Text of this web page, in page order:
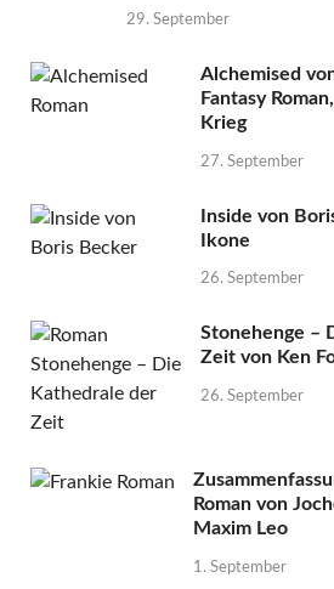
29. September
Alchemised
Fantasy
Krieg
27. September
Inside von
Ikone
26. September
Stonehenge –
Zeit von Ken
26. September
Roman von
Maxim Leo
1. September